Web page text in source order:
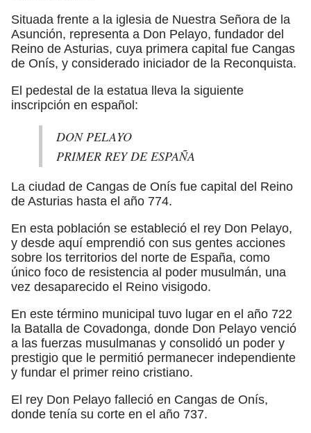
Situada frente a la iglesia de Nuestra Señora de la
Asunción, representa a Don Pelayo, fundador del
Reino de Asturias, cuya primera capital fue Cangas
de Onís, y considerado iniciador de la Reconquista.
El pedestal de la estatua lleva la siguiente
inscripción en español:
DON PELAYO
PRIMER REY DE ESPAÑA
La ciudad de Cangas de Onís fue capital del Reino
de Asturias hasta el año 774.
En esta población se estableció el rey Don Pelayo,
y desde aquí emprendió con sus gentes acciones
sobre los territorios del norte de España, como
único foco de resistencia al poder musulmán, una
vez desaparecido el Reino visigodo.
En este término municipal tuvo lugar en el año 722
la Batalla de Covadonga, donde Don Pelayo venció
a las fuerzas musulmanas y consolidó un poder y
prestigio que le permitió permanecer independiente
y fundar el primer reino cristiano.
El rey Don Pelayo falleció en Cangas de Onís,
donde tenía su corte en el año 737.